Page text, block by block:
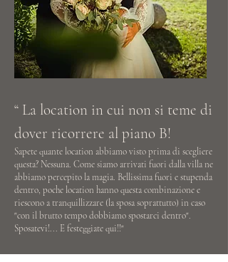
“ La location in cui non si teme di
dover ricorrere al piano B!
Sapete quante location abbiamo visto prima di scegliere
questa? Nessuna. Come siamo arrivati fuori dalla villa ne
abbiamo percepito la magia. Bellissima fuori e stupenda
dentro, poche location hanno questa combinazione e
riescono a tranquillizzare (la sposa soprattutto) in caso
"con il brutto tempo dobbiamo spostarci dentro".
Sposatevi!... E festeggiate qui!!"